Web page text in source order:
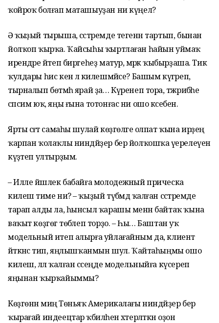
ҡойроҡ болғап маташыуҙан ни күңел?
Ә ҡыҙый тырыша, сәстәремде тегенән тартып, бынан
йолҡоп ҡырҡа. Ҡайсыһы ҡыртлаған һайын уймаҡ
ирендәре әйтеп биргеһеҙ матур, мәрәкә ҡыбырҙаша. Тик
ҡулдары һис кенә лә килешмәйсе? Башым күгәреп,
тырналып бөтмәһә ярай ҙа… Күренеп тора, тәжрибәһе
сәпсим юҡ, яңы ғына тотонғас ни ошо кәсебенә.
Ярты сәғәт самаһы шулай көҙгөләге олпат ҡына ирҙең
ҡарпан ҡолаҡлы ниндәйҙер бер йолҡошҡа әүерелеүен
күҙәтеп ултырҙым.
– Илле йәшлек бабайға молодежный прическа
килешә тиме ни? – ҡыҙый түбәмдә ҡалған сәстәремде
тарап алды ла, һынсыл ҡарашы менән байтаҡ ҡына
ваҡыт көҙгөгә төбәлеп торҙо. – Һы… Баштан уҡ
модельный итеп алырға уйлағайным да, клиент
әйткәнсә тип, яңлышҡанмын шул. Ҡайтаһыңмы ошо
килеш, әллә ҡалған сәсеңде модельныйға күсереп
яңынан ҡырҡайыммы?
Көҙгөнән миңә Төньяҡ Америкалағы ниндәйҙер бер
ҡырағай индеецтар ҡәбиләһен хәтерләткән оҙон